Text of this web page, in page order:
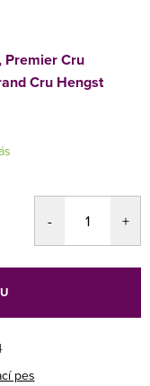
Premier Cru
Cru Hengst
pes